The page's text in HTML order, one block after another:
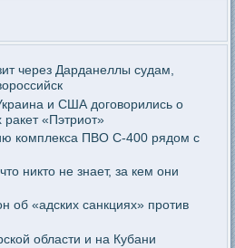
через Дарданеллы судам,
и США договорились о
«Пэтриот»
комплекса ПВО С-400 рядом с
никто не знает, за кем они
об «адских санкциях» против
области и на Кубани